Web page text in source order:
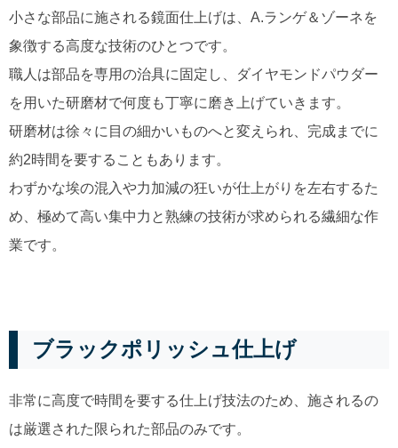
小さな部品に施される鏡面仕上げは、A.ランゲ＆ゾーネを
象徴する高度な技術のひとつです。
職人は部品を専用の治具に固定し、ダイヤモンドパウダー
を用いた研磨材で何度も丁寧に磨き上げていきます。
研磨材は徐々に目の細かいものへと変えられ、完成までに
約2時間を要することもあります。
わずかな埃の混入や力加減の狂いが仕上がりを左右するた
め、極めて高い集中力と熟練の技術が求められる繊細な作
業です。
ブラックポリッシュ仕上げ
非常に高度で時間を要する仕上げ技法のため、施されるの
は厳選された限られた部品のみです。